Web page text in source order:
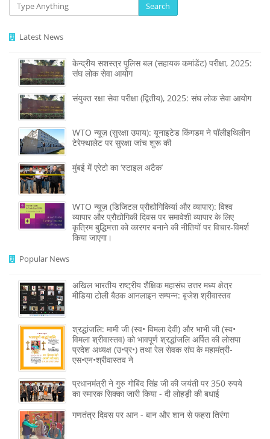
Search
Latest News
केन्द्रीय सशस्‍त्र पुलिस बल (सहायक कमांडेंट) परीक्षा, 2025:
संघ लोक सेवा आयोग
संयुक्त रक्षा सेवा परीक्षा (द्वितीय), 2025: संघ लोक सेवा आयोग
WTO न्यूज़ (सुरक्षा उपाय): यूनाइटेड किंगडम ने पॉलीइथिलीन
टेरेफ्थालेट पर सुरक्षा जांच शुरू की
मुंबई में एरेटो का ‘स्टाइल अटैक’
WTO न्यूज़ (डिजिटल प्रौद्योगिकियां और व्यापार): विश्व
व्यापार और प्रौद्योगिकी दिवस पर समावेशी व्यापार के लिए
कृत्रिम बुद्धिमत्ता को कारगर बनाने की नीतियों पर विचार-विमर्श
किया जाएगा।
Popular News
अखिल भारतीय राष्ट्रीय शैक्षिक महासंघ उत्तर मध्य क्षेत्र
मीडिया टोली बैठक आनलाइन सम्पन्न: बृजेश श्रीवास्तव
श्रद्धांजलि: मामी जी (स्व• विमला देवी) और भाभी जी (स्व•
विमला श्रीवास्तव) को भावपूर्ण श्रद्धांजलि अर्पित की लोसपा
प्रदेश अध्यक्ष (उ•प्र•) तथा रेल सेवक संघ के महामंत्री-
एस•एन•श्रीवास्तव ने
प्रधानमंत्री ने गुरु गोबिंद सिंह जी की जयंती पर 350 रुपये
का स्मारक सिक्का जारी किया - दी लोहड़ी की बधाई
गणतंत्र दिवस पर आन - बान और शान से फहरा तिरंगा